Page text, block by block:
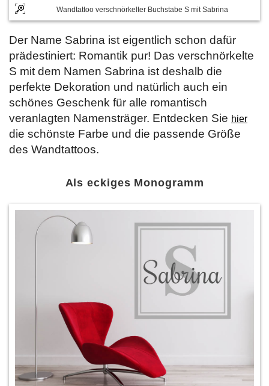
Wandtattoo verschnörkelter Buchstabe S mit Sabrina
Der Name Sabrina ist eigentlich schon dafür
prädestiniert: Romantik pur! Das verschnörkelte
S mit dem Namen Sabrina ist deshalb die
perfekte Dekoration und natürlich auch ein
schönes Geschenk für alle romantisch
veranlagten Namensträger. Entdecken Sie hier
die schönste Farbe und die passende Größe
des Wandtattoos.
Als eckiges Monogramm